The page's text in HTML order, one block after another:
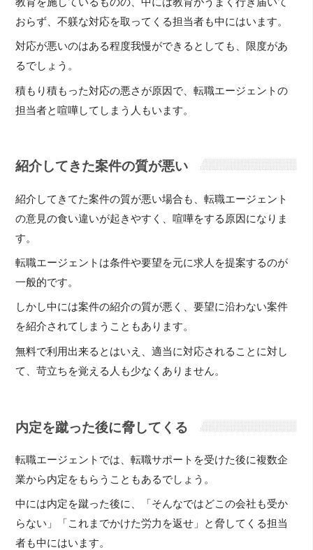
おらず、不躾な対応を取ってくる担当者も中にはいます。
対応が悪いのはある程度我慢ができるとしても、限度があ
るでしょう。
積もり積もった対応の悪さが原因で、転職エージェントの
担当者と喧嘩してしまう人もいます。
紹介してきた案件の質が悪い
紹介してきてた案件の質が悪い場合も、転職エージェント
の意見の食い違いが起きやすく、喧嘩をする原因になりま
す。
転職エージェントは条件や要望を元に求人を提案するのが
一般的です。
しかし中には案件の紹介の質が悪く、要望に沿わない案件
を紹介されてしまうこともあります。
無料で利用出来るとはいえ、適当に対応されることに対し
て、苛立ちを覚える人も少なくありません。
内定を蹴った後に脅してくる
転職エージェントでは、転職サポートを受けた後に複数企
業から内定をもらうこともあるでしょう。
中には内定を蹴った後に、「そんなではどこの会社も受か
らない」「これまでかけた労力を返せ」と脅してくる担当
者も中にはいます。